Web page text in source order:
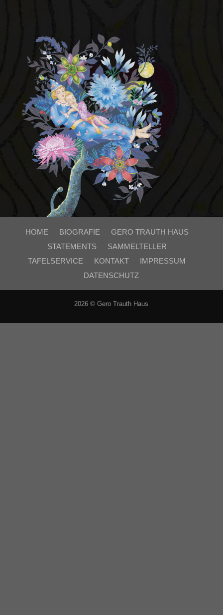
HOME BIOGRAFIE
GERO TRAUTH HAUS
STATEMENTS
SAMMELTELLER
TAFELSERVICE
KONTAKT
IMPRESSUM
DATENSCHUTZ
2026 © Gero Trauth Haus